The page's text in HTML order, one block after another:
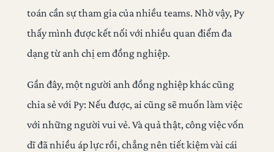
toán cần sự tham gia của nhiều teams. Nhờ vậy, Py
thấy mình được kết nối với nhiều quan điểm đa
dạng từ anh chị em đồng nghiệp.
Gần đây, một người anh đồng nghiệp khác cũng
chia sẻ với Py: Nếu được, ai cũng sẽ muốn làm việc
với những người vui vẻ. Và quả thật, công việc vốn
dĩ đã nhiều áp lực rồi, chẳng nên tiết kiệm vài cái